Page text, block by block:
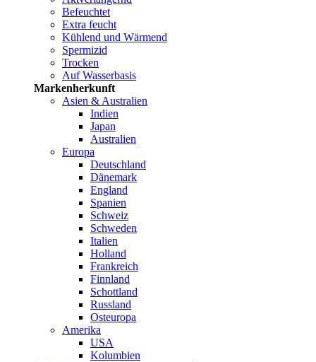
Befeuchtet
Extra feucht
Kühlend und Wärmend
Spermizid
Trocken
Auf Wasserbasis
Markenherkunft
Asien & Australien
Indien
Japan
Australien
Europa
Deutschland
Dänemark
England
Spanien
Schweiz
Schweden
Italien
Holland
Frankreich
Finnland
Schottland
Russland
Osteuropa
Amerika
USA
Kolumbien